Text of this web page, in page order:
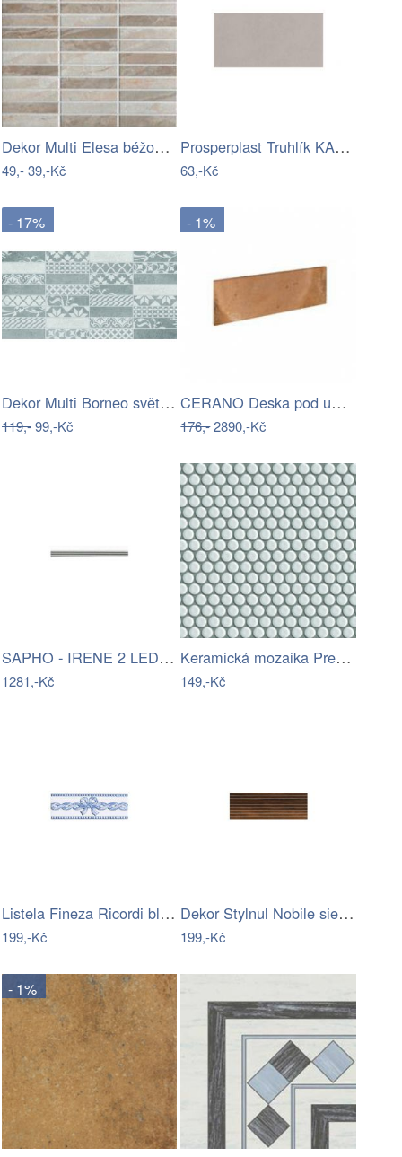
Dekor Multi Elesa béžová 34x34 cm…
49,-39,-Kč
Prosperplast Truhlík KAMÉLIE tmavě…
63,-Kč
- 17%
Dekor Multi Borneo světle šedá…
119,-99,-Kč
- 1%
CERANO Deska pod umyvadlo Navira Pro -…
176,-2890,-Kč
SAPHO - IRENE 2 LED svítidlo, 9 W,…
1281,-Kč
Keramická mozaika Premium Mosaic bílá…
149,-Kč
Listela Fineza Ricordi bleu 7x20 cm…
199,-Kč
Dekor Stylnul Nobile siena prořez 21x62…
199,-Kč
- 1%